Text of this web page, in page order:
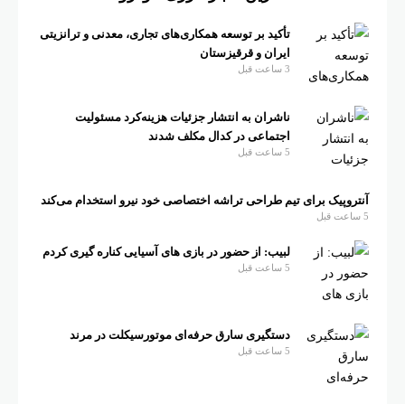
تأکید بر توسعه همکاری‌های تجاری، معدنی و ترانزیتی
ایران و قرقیزستان
ناشران به انتشار جزئیات هزینه‌کرد مسئولیت
اجتماعی در کدال مکلف شدند
آنتروپیک برای تیم طراحی تراشه اختصاصی خود نیرو استخدام می‌کند
لبیب: از حضور در بازی های آسیایی کناره گیری کردم
دستگیری سارق حرفه‌ای موتورسیکلت در مرند